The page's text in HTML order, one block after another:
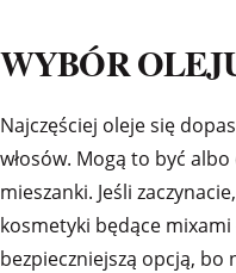
WYBÓR
Najczęściej oleje się
włosów. Mogą to być
mieszanki. Jeśli
kosmetyki będące
bezpieczniejszą opcją, bo